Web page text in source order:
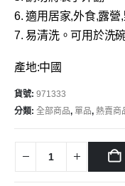
6. 適用居家,外食,露營
7. 易清洗。可用於洗
產地:中國
貨號: 971333
分類: 全部商品, 單品, 熱賣商